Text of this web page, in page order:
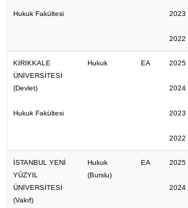
Hukuk Fakültesi 2023
2022
KIRIKKALE
ÜNİVERSİTESİ
(Devlet)
Hukuk Fakültesi
Hukuk EA 2025
2024
2023
2022
İSTANBUL YENİ
YÜZYIL
ÜNİVERSİTESİ
(Vakıf)
Hukuk
(Burslu)
EA 2025
2024